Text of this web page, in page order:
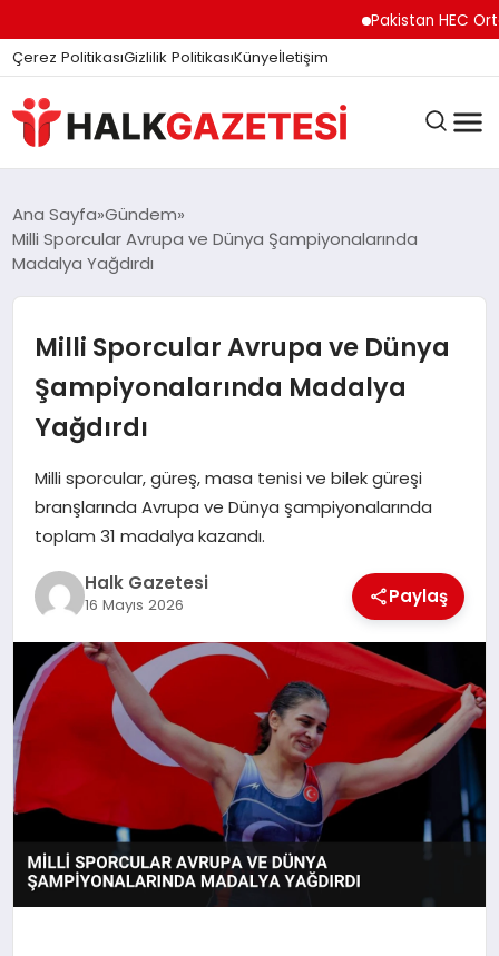
Pakistan HEC Orta
Çerez PolitikasıGizlilik PolitikasıKünyeİletişim
DÜNYA
EĞITIM
EKONOMI
MAGAZIN
SIYASET
TEKNOLOJI
Ana Sayfa Gündem
Milli Sporcular Avrupa ve Dünya Şampiyonalarında
Madalya Yağdırdı
Milli Sporcular Avrupa ve Dünya
Şampiyonalarında Madalya
Yağdırdı
Milli sporcular, güreş, masa tenisi ve bilek güreşi
branşlarında Avrupa ve Dünya şampiyonalarında
toplam 31 madalya kazandı.
Halk Gazetesi
16 Mayıs 2026 Paylaş